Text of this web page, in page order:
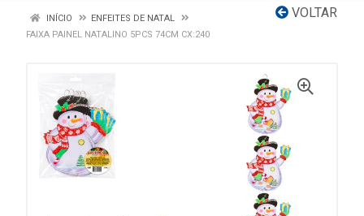
VOLTAR
INÍCIO
ENFEITES DE NATAL
FAIXA PAINEL NATALINO 5PCS 74CM CX:240